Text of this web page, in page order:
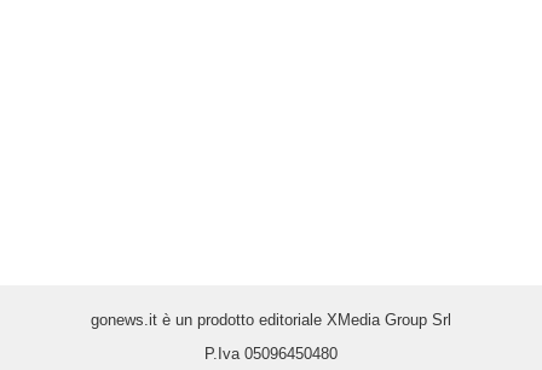
gonews.it è un prodotto editoriale XMedia Group Srl
P.Iva 05096450480